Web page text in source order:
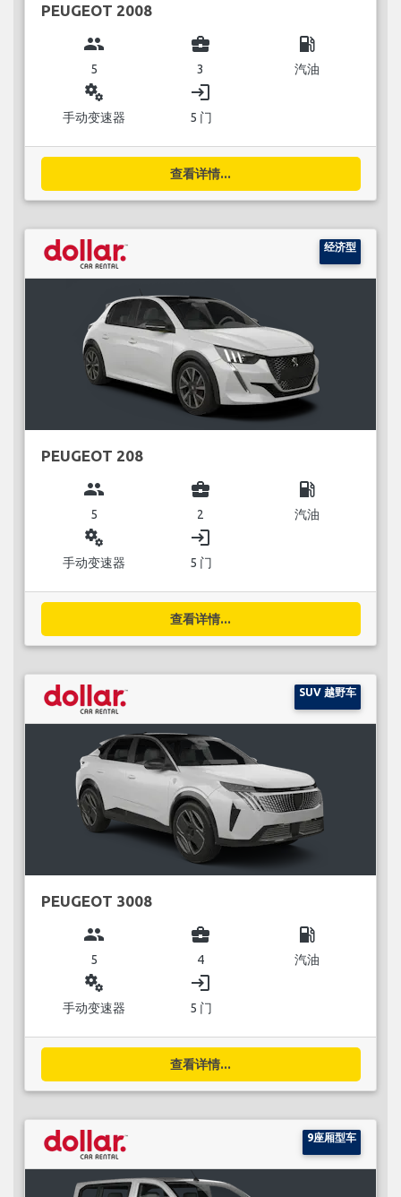
PEUGEOT 2008
group
5
business_center
3
local_gas_station
汽油
miscellaneous_services
手动变速器
login
5 门
查看详情...
经济型
PEUGEOT 208
group
5
business_center
2
local_gas_station
汽油
miscellaneous_services
手动变速器
login
5 门
查看详情...
SUV 越野车
PEUGEOT 3008
group
5
business_center
4
local_gas_station
汽油
miscellaneous_services
手动变速器
login
5 门
查看详情...
9座厢型车